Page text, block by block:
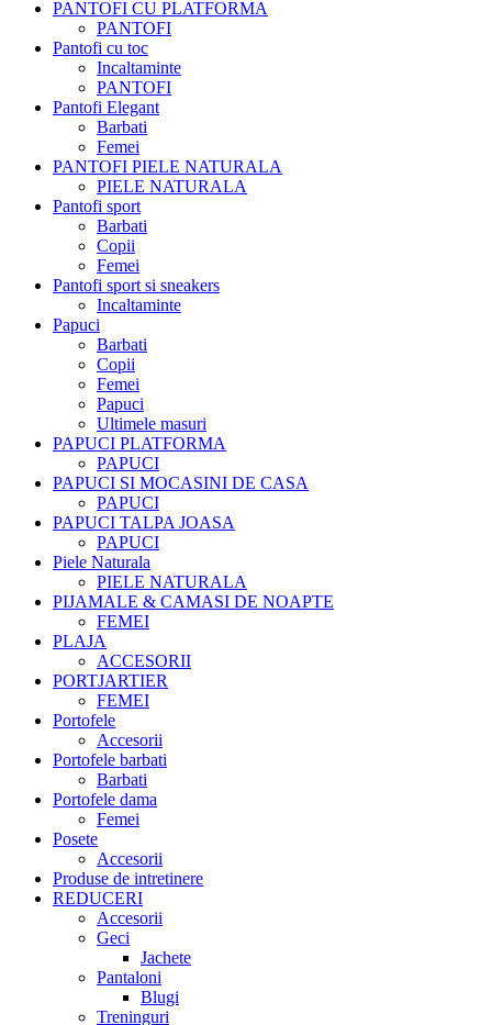
PANTOFI CU PLATFORMA
PANTOFI
Pantofi cu toc
Incaltaminte
PANTOFI
Pantofi Elegant
Barbati
Femei
PANTOFI PIELE NATURALA
PIELE NATURALA
Pantofi sport
Barbati
Copii
Femei
Pantofi sport si sneakers
Incaltaminte
Papuci
Barbati
Copii
Femei
Papuci
Ultimele masuri
PAPUCI PLATFORMA
PAPUCI
PAPUCI SI MOCASINI DE CASA
PAPUCI
PAPUCI TALPA JOASA
PAPUCI
Piele Naturala
PIELE NATURALA
PIJAMALE & CAMASI DE NOAPTE
FEMEI
PLAJA
ACCESORII
PORTJARTIER
FEMEI
Portofele
Accesorii
Portofele barbati
Barbati
Portofele dama
Femei
Posete
Accesorii
Produse de intretinere
REDUCERI
Accesorii
Geci
Jachete
Pantaloni
Blugi
Treninguri